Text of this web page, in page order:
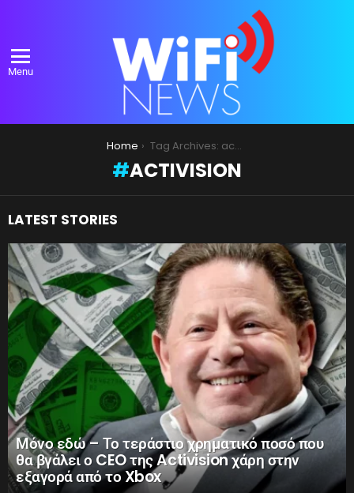
Menu
Home Tag Archives: activision
ACTIVISION
LATEST STORIES
Μόνο εδώ – Το τεράστιο χρηματικό ποσό που
θα βγάλει ο CEO της Activision χάρη στην
εξαγορά από το Xbox